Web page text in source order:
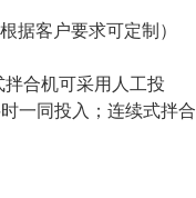
据客户要求可定制）
合机可采用人工投
一同投入；连续式拌合